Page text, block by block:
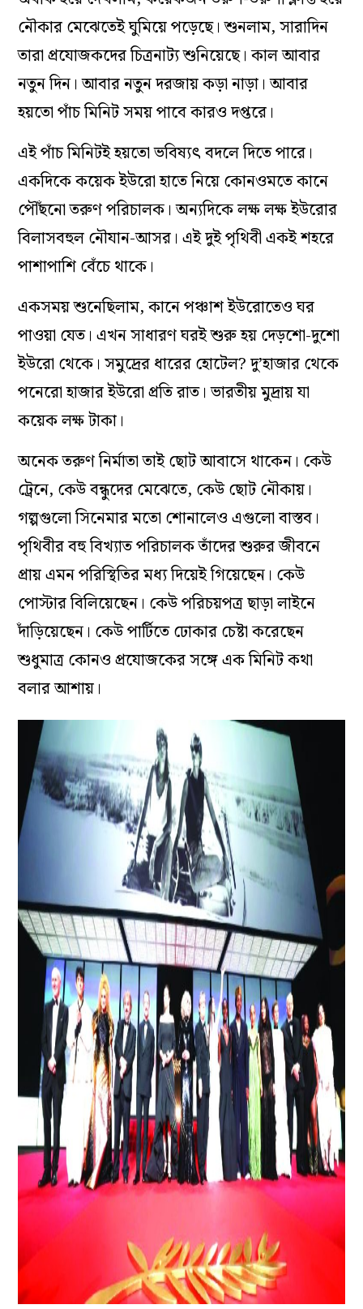
নৌকার মেঝেতেই ঘুমিয়ে পড়েছে। শুনলাম, সারাদিন
তারা প্রযোজকদের চিত্রনাট্য শুনিয়েছে। কাল আবার
নতুন দিন। আবার নতুন দরজায় কড়া নাড়া। আবার
হয়তো পাঁচ মিনিট সময় পাবে কারও দপ্তরে।
এই পাঁচ মিনিটই হয়তো ভবিষ্যৎ বদলে দিতে পারে।
একদিকে কয়েক ইউরো হাতে নিয়ে কোনওমতে কানে
পৌঁছনো তরুণ পরিচালক। অন্যদিকে লক্ষ লক্ষ ইউরোর
বিলাসবহুল নৌযান-আসর। এই দুই পৃথিবী একই শহরে
পাশাপাশি বেঁচে থাকে।
একসময় শুনেছিলাম, কানে পঞ্চাশ ইউরোতেও ঘর
পাওয়া যেত। এখন সাধারণ ঘরই শুরু হয় দেড়শো-দুশো
ইউরো থেকে। সমুদ্রের ধারের হোটেল? দু’হাজার থেকে
পনেরো হাজার ইউরো প্রতি রাত। ভারতীয় মুদ্রায় যা
কয়েক লক্ষ টাকা।
অনেক তরুণ নির্মাতা তাই ছোট আবাসে থাকেন। কেউ
ট্রেনে, কেউ বন্ধুদের মেঝেতে, কেউ ছোট নৌকায়।
গল্পগুলো সিনেমার মতো শোনালেও এগুলো বাস্তব।
পৃথিবীর বহু বিখ্যাত পরিচালক তাঁদের শুরুর জীবনে
প্রায় এমন পরিস্থিতির মধ্য দিয়েই গিয়েছেন। কেউ
পোস্টার বিলিয়েছেন। কেউ পরিচয়পত্র ছাড়া লাইনে
দাঁড়িয়েছেন। কেউ পার্টিতে ঢোকার চেষ্টা করেছেন
শুধুমাত্র কোনও প্রযোজকের সঙ্গে এক মিনিট কথা
বলার আশায়।